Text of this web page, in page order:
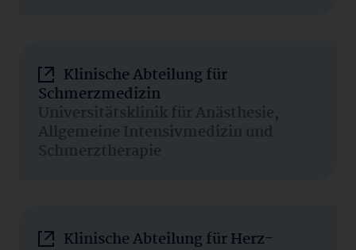
Klinische Abteilung für
Schmerzmedizin
Universitätsklinik für Anästhesie,
Allgemeine Intensivmedizin und
Schmerztherapie
Klinische Abteilung für Herz-